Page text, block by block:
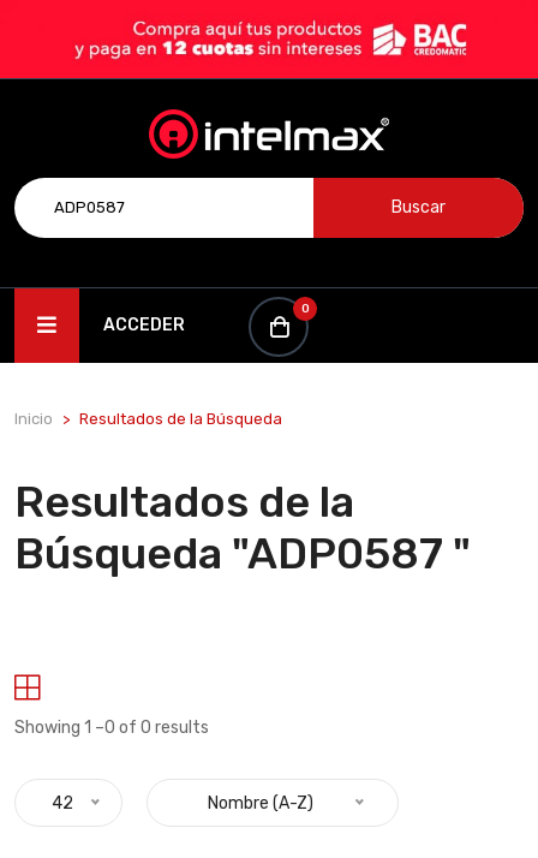
Buscar
ACCEDER
0
Inicio Resultados de la Búsqueda
Resultados de la
Búsqueda "ADP0587 "
Showing 1 –0 of 0 results
42 Nombre (A-Z)